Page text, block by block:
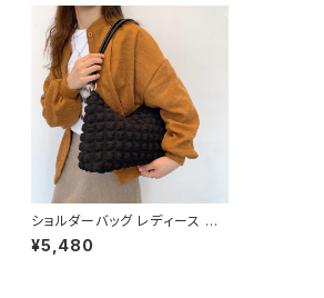
ショルダーバッグ レディース バ
ッグ 春夏 秋冬 春 夏 秋 冬 黒
白 バッグ 肩掛け かばん ふわふ
¥5,480